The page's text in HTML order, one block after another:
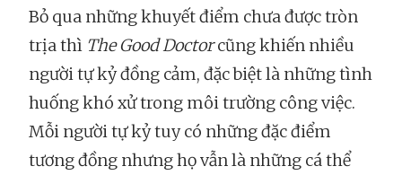
Bỏ qua những khuyết điểm chưa được tròn
trịa thì The Good Doctorcũng khiến nhiều
người tự kỷ đồng cảm, đặc biệt là những tình
huống khó xử trong môi trường công việc.
Mỗi người tự kỷ tuy có những đặc điểm
tương đồng nhưng họ vẫn là những cá thể